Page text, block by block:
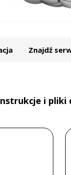
Znajdź
i pliki